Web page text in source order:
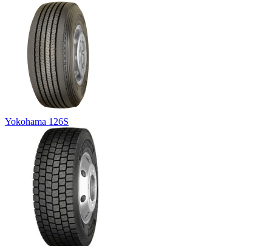
Yokohama 126S